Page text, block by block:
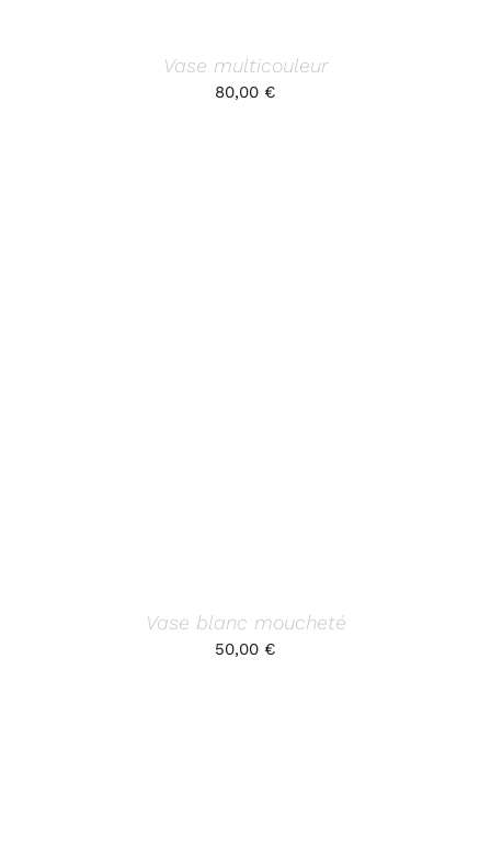
Vase multicouleur
80,00 €
Vase blanc moucheté
50,00 €